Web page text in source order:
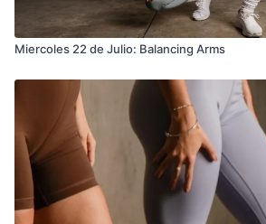
Miercoles 22 de Julio: Balancing Arms